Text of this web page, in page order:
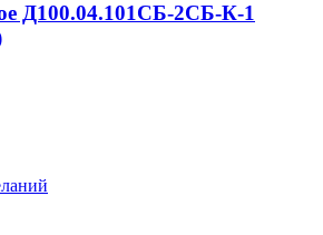
Д100.04.101СБ-2СБ-К-1